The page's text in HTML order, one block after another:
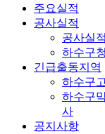
주요실적
공사실적
공사실적
하수구
긴급출동지역
하수구
하수구
사
공지사항